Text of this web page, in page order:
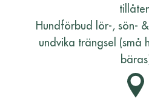
Hundförbud lör-, sön-
undvika trängsel (små